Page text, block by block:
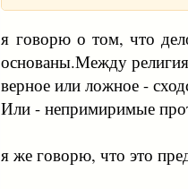
я говорю о том, что
основаны.Между
верное или ложное -
Или - непримиримые
я же говорю, что это